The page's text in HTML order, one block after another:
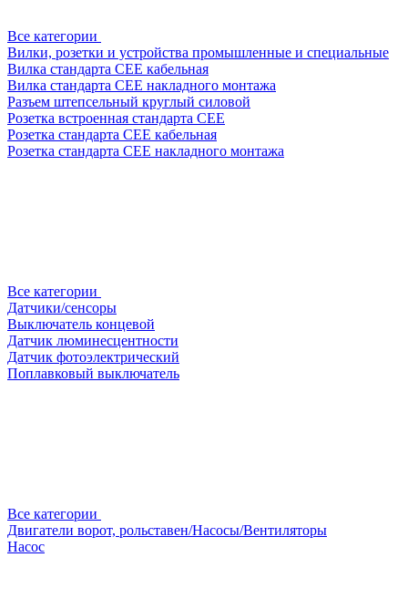
Все категории
Вилки, розетки и устройства промышленные и специальные
Вилка стандарта CEE кабельная
Вилка стандарта CEE накладного монтажа
Разъем штепсельный круглый силовой
Розетка встроенная стандарта CEE
Розетка стандарта СЕЕ кабельная
Розетка стандарта СЕЕ накладного монтажа
Все категории
Датчики/сенсоры
Выключатель концевой
Датчик люминесцентности
Датчик фотоэлектрический
Поплавковый выключатель
Все категории
Двигатели ворот, рольставен/Насосы/Вентиляторы
Насос